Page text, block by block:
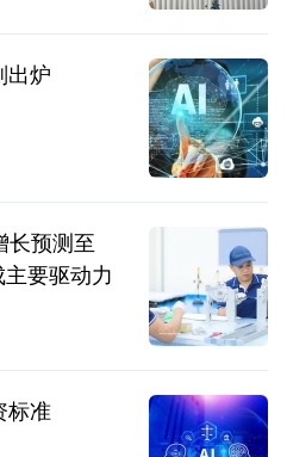
出炉
长预测至
要驱动力
标准